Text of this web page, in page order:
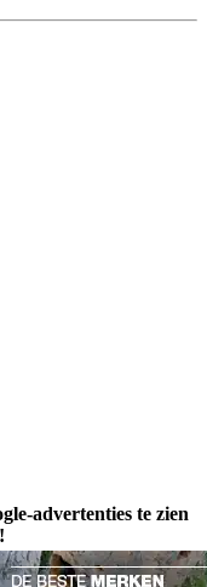
advertenties te zien